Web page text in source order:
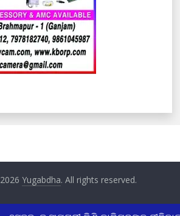
Yugabdha. All rights reserved.